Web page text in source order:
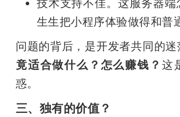
技术支持不佳。这服务器端
生生把小程序体验做得和普
问题的背后，是开发者共同的迷
竟适合做什么？怎么赚钱？ 这
惑。
三、独有的价值？